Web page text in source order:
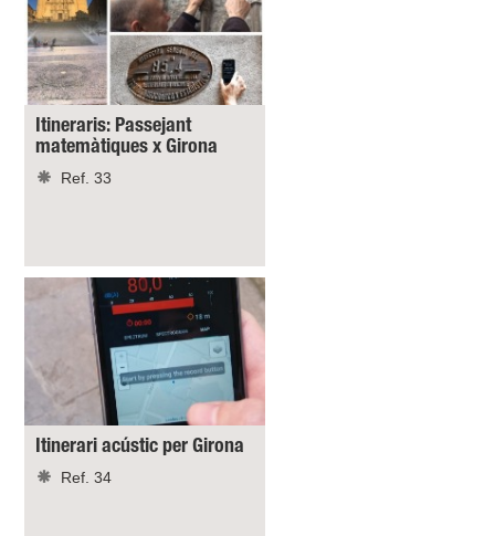
Itineraris: Passejant
matemàtiques x Girona
Ref. 33
Itinerari acústic per Girona
Ref. 34